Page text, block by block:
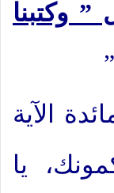
وكتبنا
الآية
يا